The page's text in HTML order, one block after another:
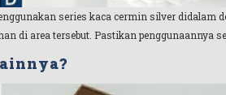
series kaca cermin silver
di area tersebut. Pastikan penggunaannya